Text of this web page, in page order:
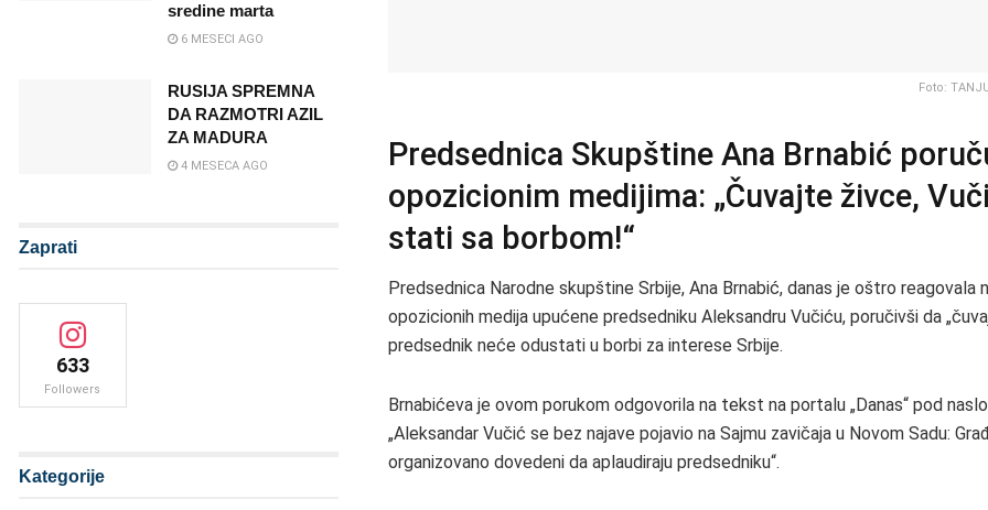
Foto:
Predsednica Skupštine Ana Brnabić
opozicionim medijima: „Čuvajte živce,
stati sa borbom!“
Predsednica Narodne skupštine Srbije, Ana Brnabić, danas je oštro reagovala
opozicionih medija upućene predsedniku Aleksandru Vučiću, poručivši da
predsednik neće odustati u borbi za interese Srbije.
Brnabićeva je ovom porukom odgovorila na tekst na portalu „Danas“ pod
„Aleksandar Vučić se bez najave pojavio na Sajmu zavičaja u Novom Sadu:
organizovano dovedeni da aplaudiraju predsedniku“.
sredine marta
6 MESECI AGO
RUSIJA SPREMNA
DA RAZMOTRI AZIL
ZA MADURA
4 MESECA AGO
Zaprati
633
Followers
Kategorije